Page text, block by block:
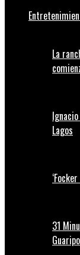
La
Lagos
31